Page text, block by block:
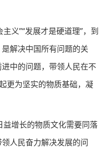
义”“发展才是硬道理”，到
解决中国所有问题的关
中的问题，带领人民在不
更为坚实的物质基础，凝
益增长的物质文化需要同落
人民奋力解决发展的问